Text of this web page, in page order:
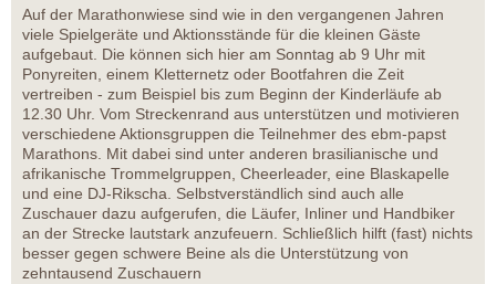
Auf der Marathonwiese sind wie in den vergangenen Jahren
viele Spielgeräte und Aktionsstände für die kleinen Gäste
aufgebaut. Die können sich hier am Sonntag ab 9 Uhr mit
Ponyreiten, einem Kletternetz oder Bootfahren die Zeit
vertreiben - zum Beispiel bis zum Beginn der Kinderläufe ab
12.30 Uhr. Vom Streckenrand aus unterstützen und motivieren
verschiedene Aktionsgruppen die Teilnehmer des ebm-papst
Marathons. Mit dabei sind unter anderen brasilianische und
afrikanische Trommelgruppen, Cheerleader, eine Blaskapelle
und eine DJ-Rikscha. Selbstverständlich sind auch alle
Zuschauer dazu aufgerufen, die Läufer, Inliner und Handbiker
an der Strecke lautstark anzufeuern. Schließlich hilft (fast) nichts
besser gegen schwere Beine als die Unterstützung von
zehntausend Zuschauern